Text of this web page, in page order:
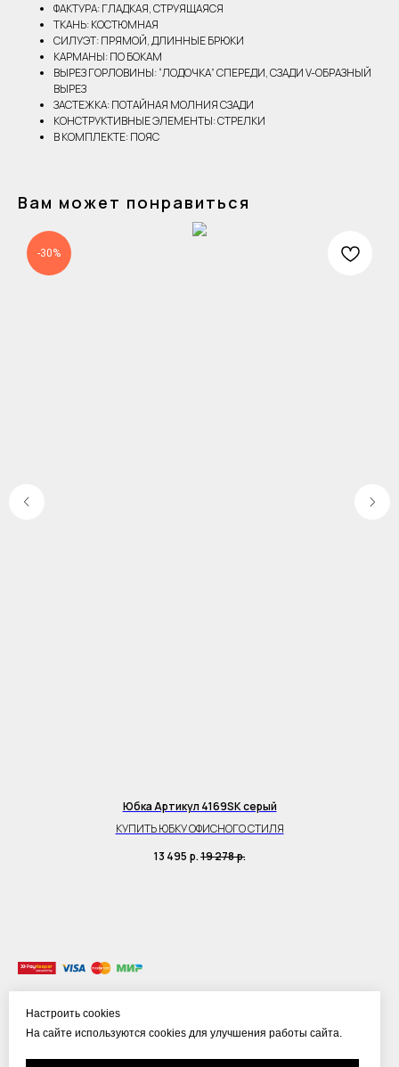
Настроить cookies
На сайте используются cookies для улучшения работы сайта.
ФАКТУРА: ГЛАДКАЯ, СТРУЯЩАЯСЯ
ТКАНЬ: КОСТЮМНАЯ
СИЛУЭТ: ПРЯМОЙ, ДЛИННЫЕ БРЮКИ
КАРМАНЫ: ПО БОКАМ
ВЫРЕЗ ГОРЛОВИНЫ: “ЛОДОЧКА” СПЕРЕДИ, СЗАДИ V-ОБРАЗНЫЙ
ВЫРЕЗ
ЗАСТЕЖКА: ПОТАЙНАЯ МОЛНИЯ СЗАДИ
КОНСТРУКТИВНЫЕ ЭЛЕМЕНТЫ: СТРЕЛКИ
В КОМПЛЕКТЕ: ПОЯС
Вам может понравиться
-30%
Юбка Артикул 4169SK серый
КУПИТЬ ЮБКУ ОФИСНОГО СТИЛЯ
13 495 р. 19 278р.
ПРАВИЛА ОПЛАТЫ PAYKEEPER
ПОЛИТИКА КОНФИДЕНЦИАЛЬНОСТИ
ОБРАБОТКА ПЕРСОНАЛЬНЫХ ДАННЫХ